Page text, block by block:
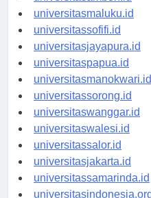
universitasambon.id
universitasmaluku.id
universitassofifi.id
universitasjayapura.id
universitaspapua.id
universitasmanokwari.id
universitassorong.id
universitaswanggar.id
universitaswalesi.id
universitassalor.id
universitasjakarta.id
universitassamarinda.id